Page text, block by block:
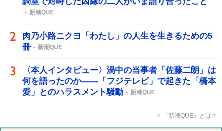
新潮QUE
肉乃小路ニクヨ「わたし」の人生を生きるための5
冊
新潮QUE
〈本人インタビュー〉渦中の当事者「佐藤二朗」は
何を語ったのか――「フジテレビ」で起きた「橋本
愛」とのハラスメント騒動
新潮QUE
「新潮QUE」とは？